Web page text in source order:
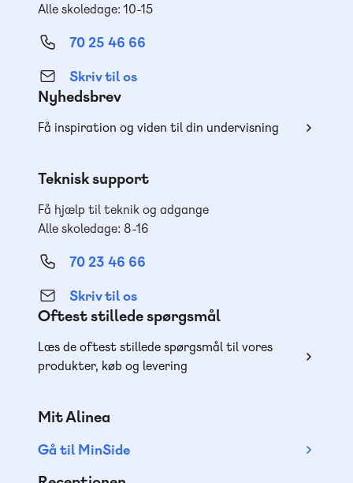
Alle skoledage: 10-15
70 25 46 66
Skriv til os
Nyhedsbrev
Få inspiration og viden til din undervisning
Teknisk support
Få hjælp til teknik og adgange
Alle skoledage: 8-16
70 23 46 66
Skriv til os
Oftest stillede spørgsmål
Læs de oftest stillede spørgsmål til vores
produkter, køb og levering
Mit Alinea
Gå til MinSide